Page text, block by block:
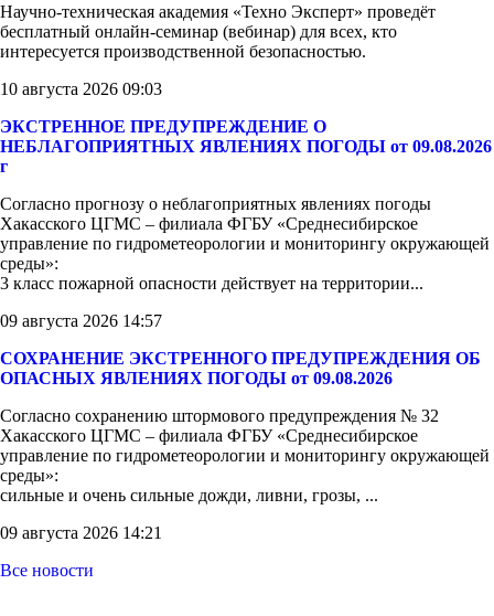
Научно-техническая академия «Техно Эксперт» проведёт
бесплатный онлайн-семинар (вебинар) для всех, кто
интересуется производственной безопасностью.
10 августа 2026 09:03
ЭКСТРЕННОЕ ПРЕДУПРЕЖДЕНИЕ О
НЕБЛАГОПРИЯТНЫХ ЯВЛЕНИЯХ ПОГОДЫ от 09.08.2026
г
Согласно прогнозу о неблагоприятных явлениях погоды
Хакасского ЦГМС – филиала ФГБУ «Среднесибирское
управление по гидрометеорологии и мониторингу окружающей
среды»:
3 класс пожарной опасности действует на территории...
09 августа 2026 14:57
СОХРАНЕНИЕ ЭКСТРЕННОГО ПРЕДУПРЕЖДЕНИЯ ОБ
ОПАСНЫХ ЯВЛЕНИЯХ ПОГОДЫ от 09.08.2026
Согласно сохранению штормового предупреждения № 32
Хакасского ЦГМС – филиала ФГБУ «Среднесибирское
управление по гидрометеорологии и мониторингу окружающей
среды»:
сильные и очень сильные дожди, ливни, грозы, ...
09 августа 2026 14:21
Все новости